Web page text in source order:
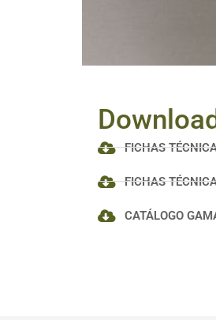
FICHAS
FICHAS
CATÁLOGO